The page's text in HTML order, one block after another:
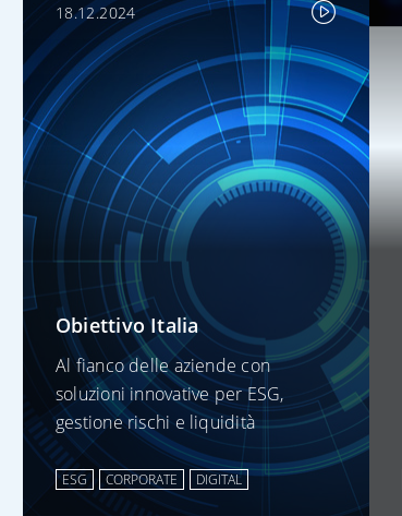
18.12.2024
Obiettivo Italia
Al fianco delle aziende con
soluzioni innovative per ESG,
gestione rischi e liquidità
ESG CORPORATE DIGITAL